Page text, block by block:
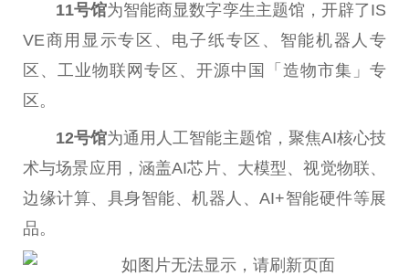
11号馆为智能商显数字孪生主题馆，开辟了IS
VE商用显示专区、电子纸专区、智能机器人专
区、工业物联网专区、开源中国「造物市集」专
区。
12号馆为通用人工智能主题馆，聚焦AI核心技
术与场景应用，涵盖AI芯片、大模型、视觉物联、
边缘计算、具身智能、机器人、AI+智能硬件等展
品。